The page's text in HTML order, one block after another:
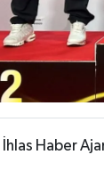
İhlas Haber